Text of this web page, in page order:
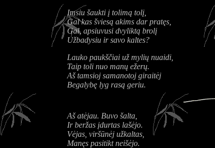
Imsiu šaukti į tolimą tolį,
Gal kas šviesą akims dar pratęs,
Gal, apsiuvusi dvyliktą brolį
Užbadysiu ir savo kaltes?
Lauko paukščiai už mylių nuaidi,
Taip toli nuo manų ežerų.
Aš tamsioj samanotoj giraitėj
Begalybę lyg rasą geriu.
Aš atėjau. Buvo šalta,
Ir beržas įdurtas lašėjo.
Vėjas, viršūnėj užkaltas,
Manęs pasitikt neišėjo.